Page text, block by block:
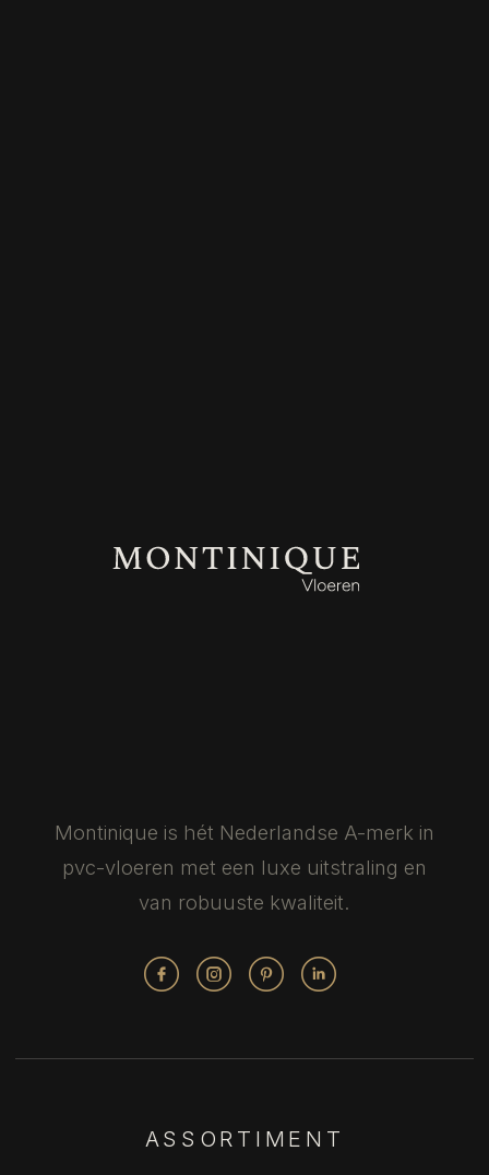
Montinique is hét Nederlandse A-merk in
pvc-vloeren met een luxe uitstraling en
van robuuste kwaliteit.
ASSORTIMENT